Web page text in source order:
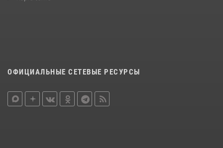
ОФИЦИАЛЬНЫЕ СЕТЕВЫЕ РЕСУРСЫ